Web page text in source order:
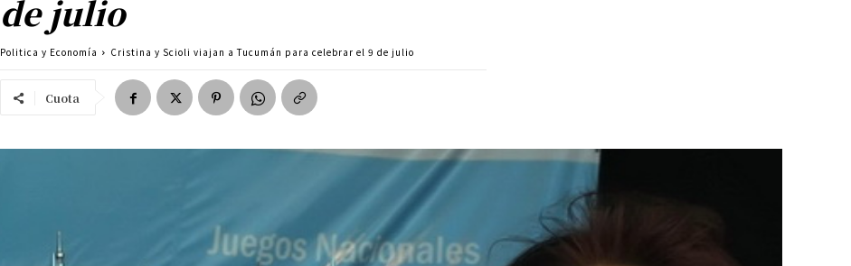
de julio
Politica y Economía Cristina y Scioli viajan a Tucumán para celebrar el 9 de julio
Cuota